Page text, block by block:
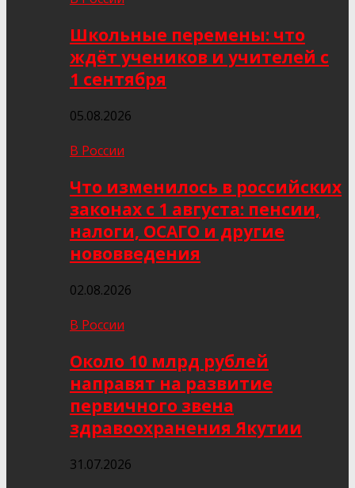
Школьные перемены: что
ждёт учеников и учителей с
1 сентября
05.08.2026
В России
Что изменилось в российских
законах с 1 августа: пенсии,
налоги, ОСАГО и другие
нововведения
02.08.2026
В России
Около 10 млрд рублей
направят на развитие
первичного звена
здравоохранения Якутии
31.07.2026